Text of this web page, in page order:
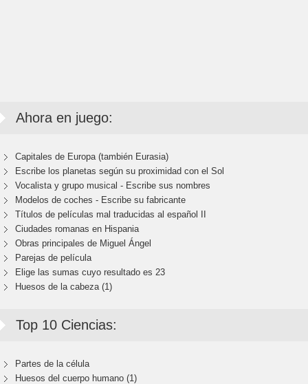
Ahora en juego:
Capitales de Europa (también Eurasia)
Escribe los planetas según su proximidad con el Sol
Vocalista y grupo musical - Escribe sus nombres
Modelos de coches - Escribe su fabricante
Títulos de películas mal traducidas al español II
Ciudades romanas en Hispania
Obras principales de Miguel Ángel
Parejas de película
Elige las sumas cuyo resultado es 23
Huesos de la cabeza (1)
Top 10 Ciencias:
Partes de la célula
Huesos del cuerpo humano (1)